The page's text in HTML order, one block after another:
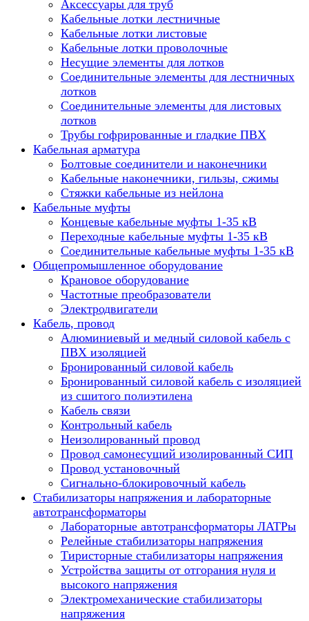
Аксессуары для труб
Кабельные лотки лестничные
Кабельные лотки листовые
Кабельные лотки проволочные
Несущие элементы для лотков
Соединительные элементы для лестничных
лотков
Соединительные элементы для листовых
лотков
Трубы гофрированные и гладкие ПВХ
Кабельная арматура
Болтовые соединители и наконечники
Кабельные наконечники, гильзы, сжимы
Стяжки кабельные из нейлона
Кабельные муфты
Концевые кабельные муфты 1-35 кВ
Переходные кабельные муфты 1-35 кВ
Соединительные кабельные муфты 1-35 кВ
Общепромышленное оборудование
Крановое оборудование
Частотные преобразователи
Электродвигатели
Кабель, провод
Алюминиевый и медный силовой кабель с
ПВХ изоляцией
Бронированный силовой кабель
Бронированный силовой кабель с изоляцией
из сшитого полиэтилена
Кабель связи
Контрольный кабель
Неизолированный провод
Провод самонесущий изолированный СИП
Провод установочный
Сигнально-блокировочный кабель
Стабилизаторы напряжения и лабораторные
автотрансформаторы
Лабораторные автотрансформаторы ЛАТРы
Релейные стабилизаторы напряжения
Тиристорные стабилизаторы напряжения
Устройства защиты от отгорания нуля и
высокого напряжения
Электромеханические стабилизаторы
напряжения